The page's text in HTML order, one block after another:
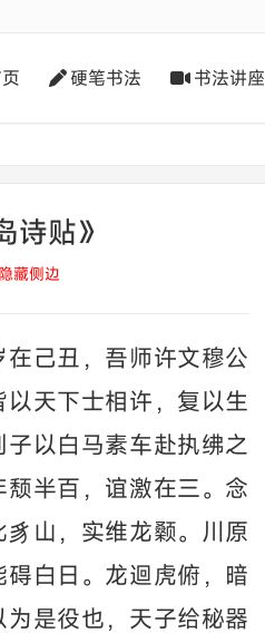
硬笔书法 书法讲座
诗贴》
隐藏侧边
己丑，吾师许文穆公
天下士相许，复以生
以白马素车赴执绋之
半百，谊激在三。念
山，实维龙颡。川原
白日。龙迴虎俯，暗
是役也，天子给秘器